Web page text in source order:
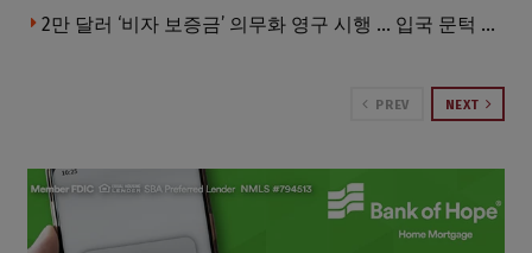
2만 달러 ‘비자 보증금’ 의무화 영구 시행 … 입국 문턱 더 높아진다.
PREV NEXT